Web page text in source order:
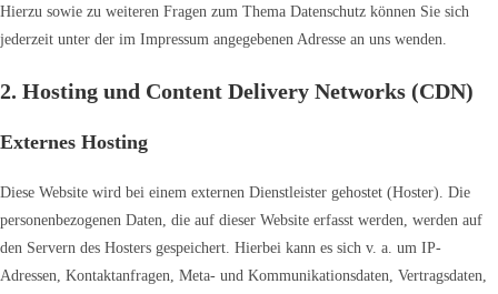
Hierzu sowie zu weiteren Fragen zum Thema Datenschutz können Sie sich
jederzeit unter der im Impressum angegebenen Adresse an uns wenden.
2. Hosting und Content Delivery Networks (CDN)
Externes Hosting
Diese Website wird bei einem externen Dienstleister gehostet (Hoster). Die
personenbezogenen Daten, die auf dieser Website erfasst werden, werden auf
den Servern des Hosters gespeichert. Hierbei kann es sich v. a. um IP-
Adressen, Kontaktanfragen, Meta- und Kommunikationsdaten, Vertragsdaten,